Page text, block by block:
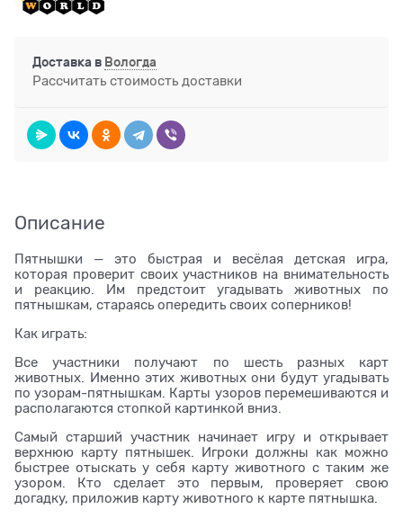
Доставка в Вологда
Рассчитать стоимость доставки
Описание
Пятнышки — это быстрая и весёлая детская игра,
которая проверит своих участников на внимательность
и реакцию. Им предстоит угадывать животных по
пятнышкам, стараясь опередить своих соперников!
Как играть:
Все участники получают по шесть разных карт
животных. Именно этих животных они будут угадывать
по узорам-пятнышкам. Карты узоров перемешиваются и
располагаются стопкой картинкой вниз.
Самый старший участник начинает игру и открывает
верхнюю карту пятнышек. Игроки должны как можно
быстрее отыскать у себя карту животного с таким же
узором. Кто сделает это первым, проверяет свою
догадку, приложив карту животного к карте пятнышка.